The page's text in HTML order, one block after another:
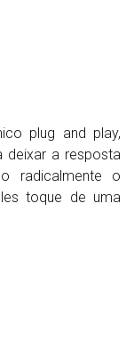
plug and play,
deixar a resposta
radicalmente o
toque de uma